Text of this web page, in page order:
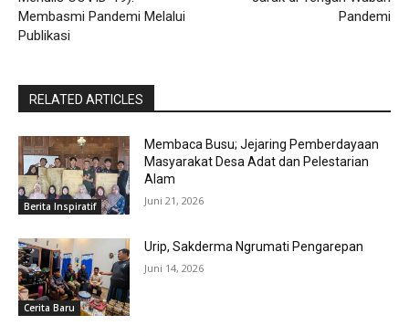
Membasmi Pandemi Melalui
Publikasi
Pandemi
RELATED ARTICLES
Berita Inspiratif
Membaca Busu; Jejaring Pemberdayaan
Masyarakat Desa Adat dan Pelestarian
Alam
Juni 21, 2026
Cerita Baru
Urip, Sakderma Ngrumati Pengarepan
Juni 14, 2026